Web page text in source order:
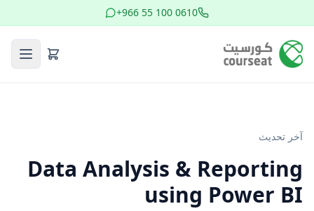
+966 55 100 0610
آخر تحديث
Data Analysis & Reporting
using Power BI